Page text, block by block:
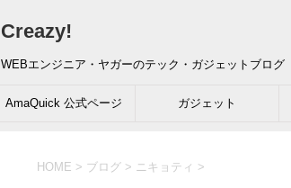
Creazy!
WEBエンジニア・ヤガーのテック・ガジェットブログ
AmaQuick 公式ページ ガジェット
HOME > ブログ > ニキョティ >